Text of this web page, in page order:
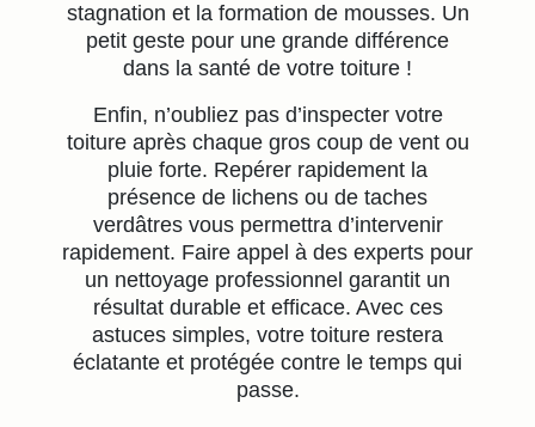
stagnation et la formation de mousses. Un
petit geste pour une grande différence
dans la santé de votre toiture !
Enfin, n’oubliez pas d’inspecter votre
toiture après chaque gros coup de vent ou
pluie forte. Repérer rapidement la
présence de lichens ou de taches
verdâtres vous permettra d’intervenir
rapidement. Faire appel à des experts pour
un nettoyage professionnel garantit un
résultat durable et efficace. Avec ces
astuces simples, votre toiture restera
éclatante et protégée contre le temps qui
passe.